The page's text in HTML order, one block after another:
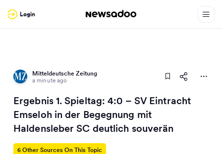
Login
Mitteldeutsche Zeitung
a minute ago
Ergebnis 1. Spieltag: 4:0 – SV Eintracht
Emseloh in der Begegnung mit
Haldensleber SC deutlich souverän
6 Other Sources On This Topic